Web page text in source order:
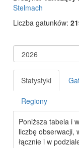
Stelmach
Liczba gatunków:
Statystyki
Regiony
Poniższa tabela i
liczbę obserwacji,
łącznie i w